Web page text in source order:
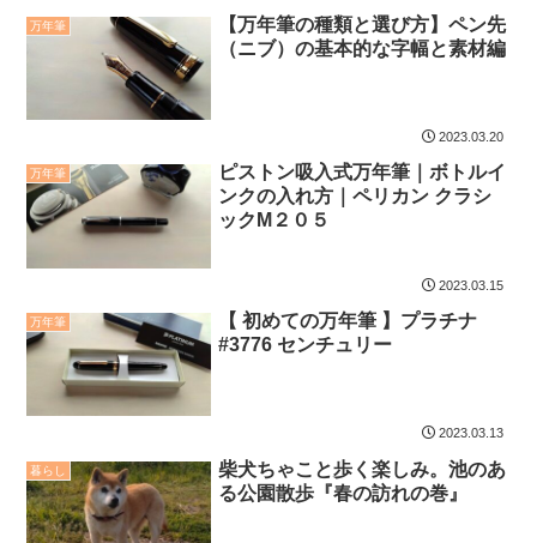
万年筆
【万年筆の種類と選び方】ペン先
（ニブ）の基本的な字幅と素材編
2023.03.20
万年筆
ピストン吸入式万年筆｜ボトルイ
ンクの入れ方｜ペリカン クラシ
ックM２０５
2023.03.15
万年筆
【 初めての万年筆 】プラチナ
#3776 センチュリー
2023.03.13
暮らし
柴犬ちゃこと歩く楽しみ。池のあ
る公園散歩『春の訪れの巻』